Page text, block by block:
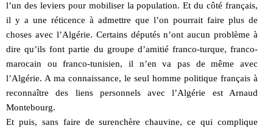
l’un des leviers pour mobiliser la population. Et du côté français,
il y a une réticence à admettre que l’on pourrait faire plus de
choses avec l’Algérie. Certains députés n’ont aucun problème à
dire qu’ils font partie du groupe d’amitié franco-turque, franco-
marocain ou franco-tunisien, il n’en va pas de même avec
l’Algérie. A ma connaissance, le seul homme politique français à
reconnaître des liens personnels avec l’Algérie est Arnaud
Montebourg.
Et puis, sans faire de surenchère chauvine, ce qui complique